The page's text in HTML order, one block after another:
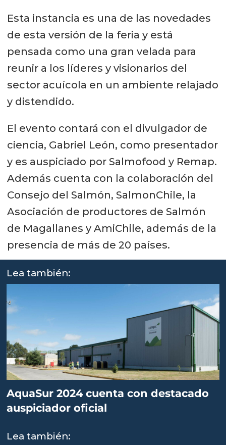
Esta instancia es una de las novedades
de esta versión de la feria y está
pensada como una gran velada para
reunir a los líderes y visionarios del
sector acuícola en un ambiente relajado
y distendido.
El evento contará con el divulgador de
ciencia, Gabriel León, como presentador
y es auspiciado por Salmofood y Remap.
Además cuenta con la colaboración del
Consejo del Salmón, SalmonChile, la
Asociación de productores de Salmón
de Magallanes y AmiChile, además de la
presencia de más de 20 países.
Lea también:
AquaSur 2024 cuenta con destacado
auspiciador oficial
Lea también: